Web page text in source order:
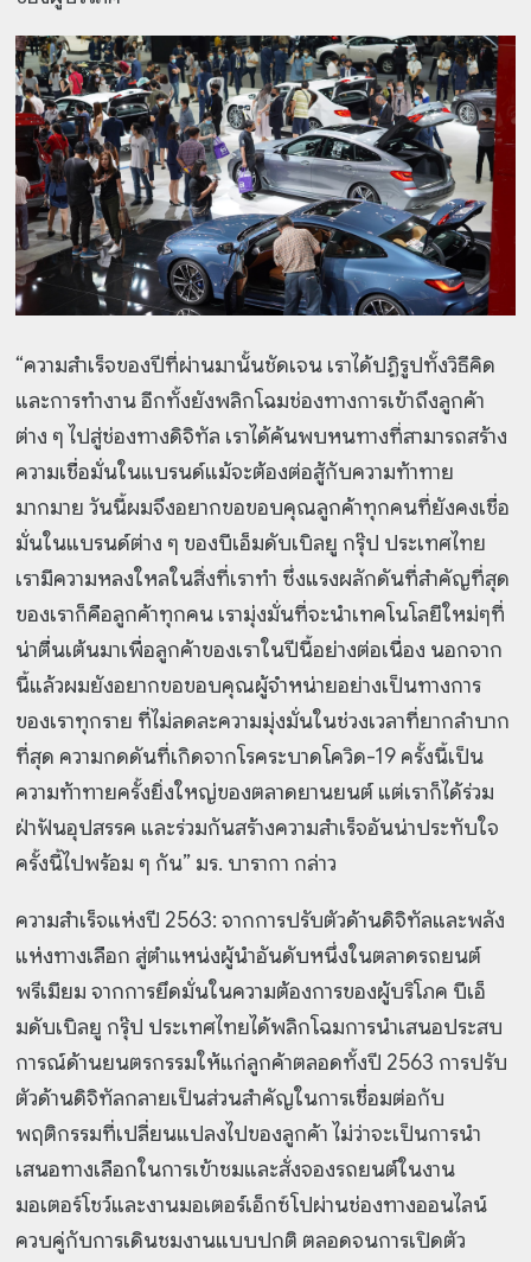
“ความสำเร็จของปีที่ผ่านมานั้นชัดเจน เราได้ปฏิรูปทั้งวิธีคิด
และการทำงาน อีกทั้งยังพลิกโฉมช่องทางการเข้าถึงลูกค้า
ต่าง ๆ ไปสู่ช่องทางดิจิทัล เราได้ค้นพบหนทางที่สามารถสร้าง
ความเชื่อมั่นในแบรนด์แม้จะต้องต่อสู้กับความท้าทาย
มากมาย วันนี้ผมจึงอยากขอขอบคุณลูกค้าทุกคนที่ยังคงเชื่อ
มั่นในแบรนด์ต่าง ๆ ของบีเอ็มดับเบิลยู กรุ๊ป ประเทศไทย
เรามีความหลงใหลในสิ่งที่เราทำ ซึ่งแรงผลักดันที่สำคัญที่สุด
ของเราก็คือลูกค้าทุกคน เรามุ่งมั่นที่จะนำเทคโนโลยีใหม่ๆที่
น่าตื่นเต้นมาเพื่อลูกค้าของเราในปีนี้อย่างต่อเนื่อง นอกจาก
นี้แล้วผมยังอยากขอขอบคุณผู้จำหน่ายอย่างเป็นทางการ
ของเราทุกราย ที่ไม่ลดละความมุ่งมั่นในช่วงเวลาที่ยากลำบาก
ที่สุด ความกดดันที่เกิดจากโรคระบาดโควิด-19 ครั้งนี้เป็น
ความท้าทายครั้งยิ่งใหญ่ของตลาดยานยนต์ แต่เราก็ได้ร่วม
ฝ่าฟันอุปสรรค และร่วมกันสร้างความสำเร็จอันน่าประทับใจ
ครั้งนี้ไปพร้อม ๆ กัน” มร. บารากา กล่าว
ความสำเร็จแห่งปี 2563: จากการปรับตัวด้านดิจิทัลและพลัง
แห่งทางเลือก สู่ตำแหน่งผู้นำอันดับหนึ่งในตลาดรถยนต์
พรีเมียม จากการยึดมั่นในความต้องการของผู้บริโภค บีเอ็
มดับเบิลยู กรุ๊ป ประเทศไทยได้พลิกโฉมการนำเสนอประสบ
การณ์ด้านยนตรกรรมให้แก่ลูกค้าตลอดทั้งปี 2563 การปรับ
ตัวด้านดิจิทัลกลายเป็นส่วนสำคัญในการเชื่อมต่อกับ
พฤติกรรมที่เปลี่ยนแปลงไปของลูกค้า ไม่ว่าจะเป็นการนำ
เสนอทางเลือกในการเข้าชมและสั่งจองรถยนต์ในงาน
มอเตอร์โชว์และงานมอเตอร์เอ็กซ์โปผ่านช่องทางออนไลน์
ควบคู่กับการเดินชมงานแบบปกติ ตลอดจนการเปิดตัว